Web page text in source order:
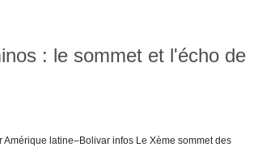
: le sommet et l'écho de
latine–Bolivar infos Le Xème sommet des